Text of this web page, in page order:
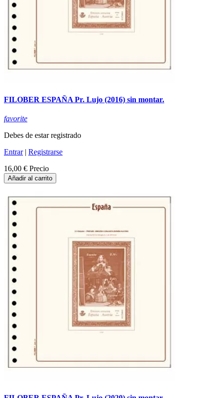
FILOBER ESPAÑA Pr. Lujo (2016) sin montar.
favorite
Debes de estar registrado
Entrar| Registrarse
16,00 € Precio
Añadir al carrito